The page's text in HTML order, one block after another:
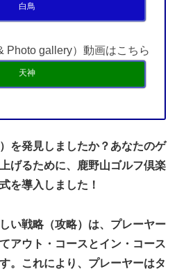
白鳥
Photo gallery）動画はこちら
天神
を発見しましたか？あなたのゲ
げるために、鹿野山ゴルフ倶楽
を導入しました！
い戦略（攻略）は、プレーヤー
アウト・コースとイン・コース
。これにより、プレーヤーはタ